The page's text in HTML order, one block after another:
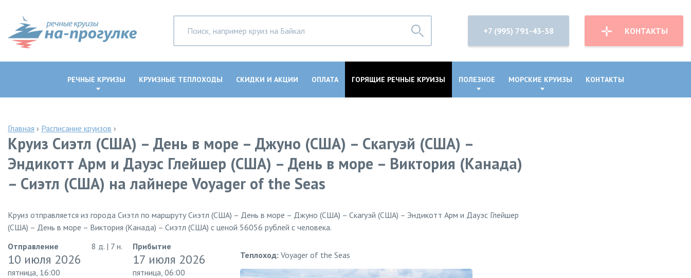
+7 (995) 791-43-38 КОНТАКТЫ
РЕЧНЫЕ КРУИЗЫ КРУИЗНЫЕ ТЕПЛОХОДЫ СКИДКИ И АКЦИИ ОПЛАТА ГОРЯЩИЕ РЕЧНЫЕ КРУИЗЫ ПОЛЕЗНОЕ МОРСКИЕ КРУИЗЫ КОНТАКТЫ
Главная › Расписание круизов ›
Круиз Сиэтл (США) – День в море – Джуно (США) – Скагуэй (США) –
Эндикотт Арм и Дауэс Глейшер (США) – День в море – Виктория (Канада)
– Сиэтл (США) на лайнере Voyager of the Seas
Круиз отправляется из города Сиэтл по маршруту Сиэтл (США) – День в море – Джуно (США) – Скагуэй (США) – Эндикотт Арм и Дауэс Глейшер
(США) – День в море – Виктория (Канада) – Сиэтл (США) с ценой 56056 рублей с человека.
Отправление
10 июля 2026
пятница, 16:00
8 д. | 7 н. Прибытие
17 июля 2026
пятница, 06:00
Теплоход: Voyager of the Seas